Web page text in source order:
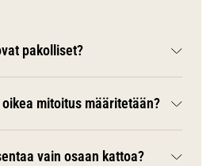
pakolliset?
mitoitus määritetään?
vain osaan kattoa?